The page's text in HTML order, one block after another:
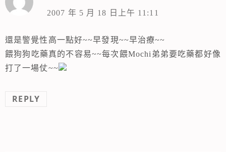
2007 年 5 月 18 日上午 11:11
還是警覺性高一點好~~早發現~~早治療~~
餵狗狗吃藥真的不容易~~每次餵Mochi弟弟要吃藥都好像
打了一場仗~~
REPLY